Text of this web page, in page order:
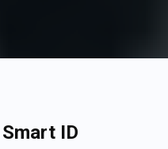
ID